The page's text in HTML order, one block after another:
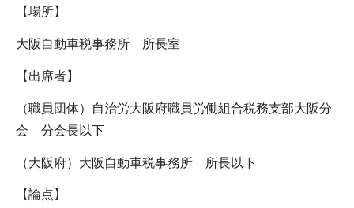
【場所】
大阪自動車税事務所 所長室
【出席者】
（職員団体）自治労大阪府職員労働組合税務支部大阪分
会 分会長以下
（大阪府）大阪自動車税事務所 所長以下
【論点】